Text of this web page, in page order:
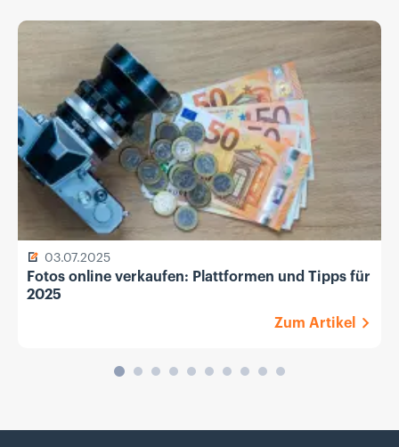
03.07.2025
Fotos online verkaufen: Plattformen und Tipps für
2025
Zum Artikel